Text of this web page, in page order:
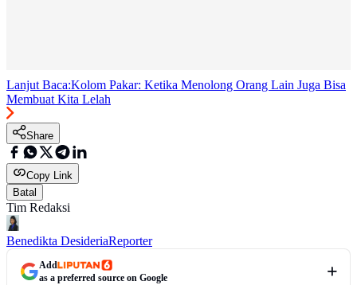
Lanjut Baca:Kolom Pakar: Ketika Menolong Orang Lain Juga Bisa
Membuat Kita Lelah
Share
Copy Link
Batal
Tim Redaksi
Benedikta DesideriaReporter
Add
as a preferred source on Google